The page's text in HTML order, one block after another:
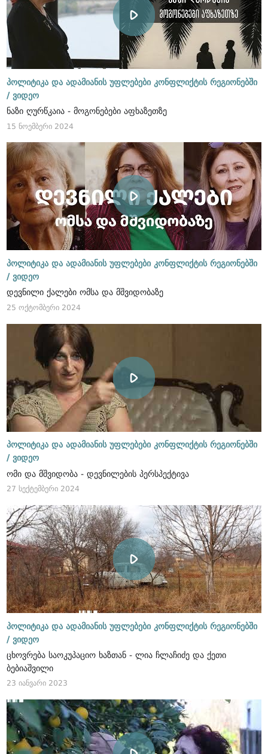
პოლიტიკა და ადამიანის უფლებები კონფლიქტის რეგიონებში
/ ვიდეო
ნაზი ღურწკაია - მოგონებები აფხაზეთზე
15 ნოემბერი 2024
პოლიტიკა და ადამიანის უფლებები კონფლიქტის რეგიონებში
/ ვიდეო
დევნილი ქალები ომსა და მშვიდობაზე
25 ოქტომბერი 2024
პოლიტიკა და ადამიანის უფლებები კონფლიქტის რეგიონებში
/ ვიდეო
ომი და მშვიდობა - დევნილების პერსპექტივა
27 სექტემბერი 2024
პოლიტიკა და ადამიანის უფლებები კონფლიქტის რეგიონებში
/ ვიდეო
ცხოვრება საოკუპაციო ხაზთან - ლია ჩლაჩიძე და ქეთი
ბებიაშვილი
23 იანვარი 2023